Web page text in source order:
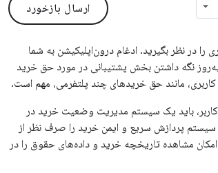
ارسال بازخورد
در نظر بگیرید. ادغام درون‌اپلیکیشن به شما
به‌روز نگه داشتن بخش پشتیبانی در مورد حق خرید
مانند حق خریدهای چند پلتفرمی، مهم است.
باید یک سیستم مدیریت وضعیت خرید در
پردازش سریع و ایمن خرید را صرف نظر از
مشاهده تاریخچه خرید و داده‌های حقوق را در